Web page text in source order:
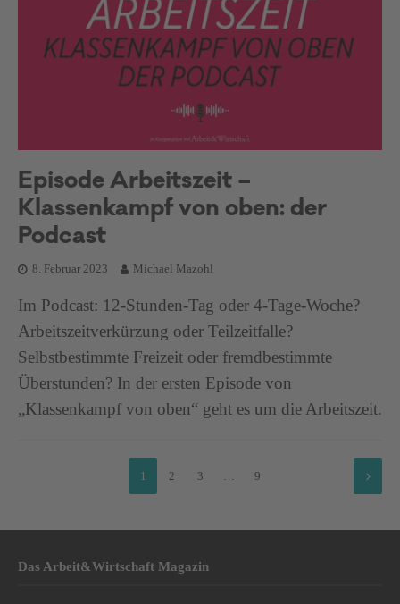
Episode Arbeitszeit –
Klassenkampf von oben: der
Podcast
8. Februar 2023 Michael Mazohl
Im Podcast: 12-Stunden-Tag oder 4-Tage-Woche?
Arbeitszeitverkürzung oder Teilzeitfalle?
Selbstbestimmte Freizeit oder fremdbestimmte
Überstunden? In der ersten Episode von
„Klassenkampf von oben“ geht es um die Arbeitszeit.
1 2 3 … 9
Das Arbeit&Wirtschaft Magazin